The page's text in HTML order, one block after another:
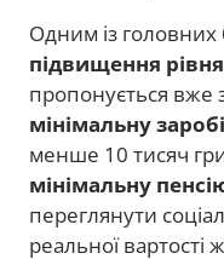
Одним із головних
підвищення
пропонується вже
мінімальну
менше 10 тисяч
мінімальну
переглянути
реальної вартості